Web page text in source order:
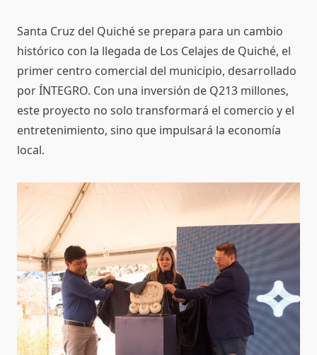
Santa Cruz del Quiché se prepara para un cambio
histórico con la llegada de Los Celajes de Quiché, el
primer centro comercial del municipio, desarrollado
por ÍNTEGRO. Con una inversión de Q213 millones,
este proyecto no solo transformará el comercio y el
entretenimiento, sino que impulsará la economía
local.